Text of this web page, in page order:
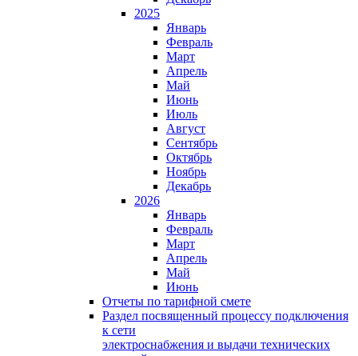
2025
Январь
Февраль
Март
Апрель
Май
Июнь
Июль
Август
Сентябрь
Октябрь
Ноябрь
Декабрь
2026
Январь
Февраль
Март
Апрель
Май
Июнь
Отчеты по тарифной смете
Раздел посвященный процессу подключения
к сети
электроснабжения и выдачи технических